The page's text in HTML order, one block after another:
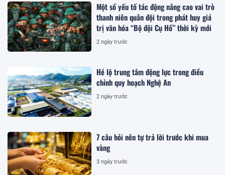
Một số yếu tố tác động nâng cao vai trò
thanh niên quân đội trong phát huy giá
trị văn hóa “Bộ đội Cụ Hồ” thời kỳ mới
2 ngày trước
Hé lộ trung tâm động lực trong điều
chỉnh quy hoạch Nghệ An
2 ngày trước
7 câu hỏi nên tự trả lời trước khi mua
vàng
3 ngày trước